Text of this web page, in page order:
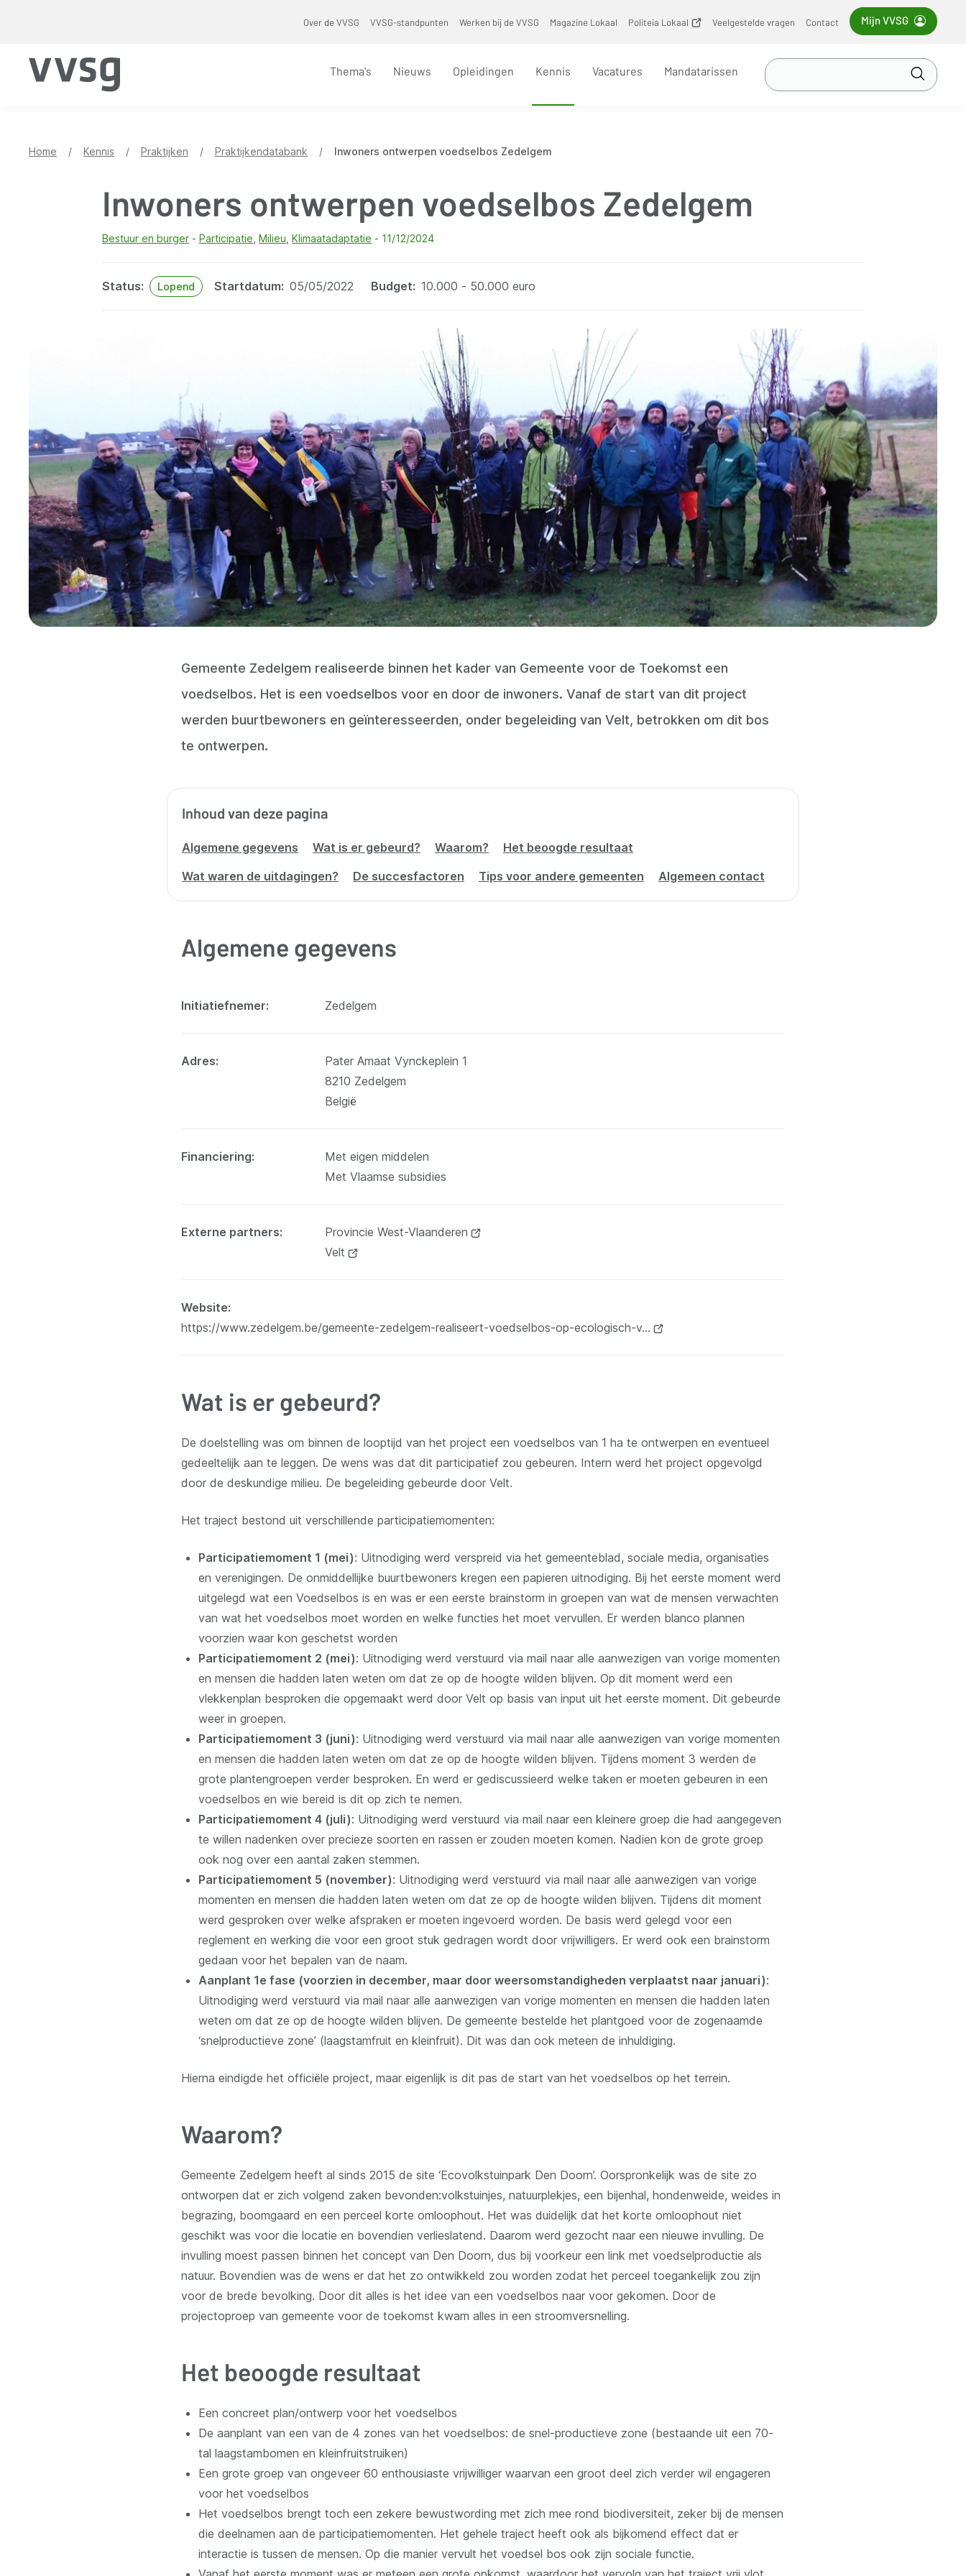
Over de VVSG VVSG-standpunten Werken bij de VVSG Magazine Lokaal Politeia Lokaal
(opent
Veelgestelde vragen Contact Mijn VVSG
Thema's Nieuws Opleidingen Kennis Vacatures Mandatarissen
Zoek
in
Home / Kennis / Praktijken / Praktijkendatabank / Inwoners ontwerpen voedselbos Zedelgem
Inwoners ontwerpen voedselbos Zedelgem
Bestuur en burger Participatie Milieu Klimaatadaptatie 11/12/2024
Status Lopend Startdatum 05/05/2022 Budget 10.000 - 50.000 euro
Gemeente Zedelgem realiseerde binnen het kader van Gemeente voor de Toekomst een
voedselbos. Het is een voedselbos voor en door de inwoners. Vanaf de start van dit project
werden buurtbewoners en geïnteresseerden, onder begeleiding van Velt, betrokken om dit bos
te ontwerpen.
Inhoud van deze pagina
Algemene gegevens Wat is er gebeurd? Waarom?
Het beoogde resultaat
Wat waren de uitdagingen?
De succesfactoren Tips voor andere gemeenten Algemeen contact
Algemene gegevens
Initiatiefnemer Zedelgem
Adres
Pater Amaat Vynckeplein 1
8210 Zedelgem
België
Financiering
Met eigen middelen
Met Vlaamse subsidies
Externe partners Provincie West-Vlaanderen
Velt
Website
https://www.zedelgem.be/gemeente-zedelgem-realiseert-voedselbos-op-ecologisch-v…
Wat is er gebeurd?
De doelstelling was om binnen de looptijd van het project een voedselbos van 1 ha te ontwerpen en eventueel
gedeeltelijk aan te leggen. De wens was dat dit participatief zou gebeuren. Intern werd het project opgevolgd
door de deskundige milieu. De begeleiding gebeurde door Velt.
Het traject bestond uit verschillende participatiemomenten:
Participatiemoment 1 (mei): Uitnodiging werd verspreid via het gemeenteblad, sociale media, organisaties
en verenigingen. De onmiddellijke buurtbewoners kregen een papieren uitnodiging. Bij het eerste moment werd
uitgelegd wat een Voedselbos is en was er een eerste brainstorm in groepen van wat de mensen verwachten
van wat het voedselbos moet worden en welke functies het moet vervullen. Er werden blanco plannen
voorzien waar kon geschetst worden
Participatiemoment 2 (mei): Uitnodiging werd verstuurd via mail naar alle aanwezigen van vorige momenten
en mensen die hadden laten weten om dat ze op de hoogte wilden blijven. Op dit moment werd een
vlekkenplan besproken die opgemaakt werd door Velt op basis van input uit het eerste moment. Dit gebeurde
weer in groepen.
Participatiemoment 3 (juni): Uitnodiging werd verstuurd via mail naar alle aanwezigen van vorige momenten
en mensen die hadden laten weten om dat ze op de hoogte wilden blijven. Tijdens moment 3 werden de
grote plantengroepen verder besproken. En werd er gediscussieerd welke taken er moeten gebeuren in een
voedselbos en wie bereid is dit op zich te nemen.
Participatiemoment 4 (juli): Uitnodiging werd verstuurd via mail naar een kleinere groep die had aangegeven
te willen nadenken over precieze soorten en rassen er zouden moeten komen. Nadien kon de grote groep
ook nog over een aantal zaken stemmen.
Participatiemoment 5 (november): Uitnodiging werd verstuurd via mail naar alle aanwezigen van vorige
momenten en mensen die hadden laten weten om dat ze op de hoogte wilden blijven. Tijdens dit moment
werd gesproken over welke afspraken er moeten ingevoerd worden. De basis werd gelegd voor een
reglement en werking die voor een groot stuk gedragen wordt door vrijwilligers. Er werd ook een brainstorm
gedaan voor het bepalen van de naam.
Aanplant 1e fase (voorzien in december, maar door weersomstandigheden verplaatst naar januari):
Uitnodiging werd verstuurd via mail naar alle aanwezigen van vorige momenten en mensen die hadden laten
weten om dat ze op de hoogte wilden blijven. De gemeente bestelde het plantgoed voor de zogenaamde
‘snelproductieve zone’ (laagstamfruit en kleinfruit). Dit was dan ook meteen de inhuldiging.
Hierna eindigde het officiële project, maar eigenlijk is dit pas de start van het voedselbos op het terrein.
Waarom?
Gemeente Zedelgem heeft al sinds 2015 de site ‘Ecovolkstuinpark Den Doorn’. Oorspronkelijk was de site zo
ontworpen dat er zich volgend zaken bevonden:volkstuinjes, natuurplekjes, een bijenhal, hondenweide, weides in
begrazing, boomgaard en een perceel korte omloophout. Het was duidelijk dat het korte omloophout niet
geschikt was voor die locatie en bovendien verlieslatend. Daarom werd gezocht naar een nieuwe invulling. De
invulling moest passen binnen het concept van Den Doorn, dus bij voorkeur een link met voedselproductie als
natuur. Bovendien was de wens er dat het zo ontwikkeld zou worden zodat het perceel toegankelijk zou zijn
voor de brede bevolking. Door dit alles is het idee van een voedselbos naar voor gekomen. Door de
projectoproep van gemeente voor de toekomst kwam alles in een stroomversnelling.
Het beoogde resultaat
Een concreet plan/ontwerp voor het voedselbos
De aanplant van een van de 4 zones van het voedselbos: de snel-productieve zone (bestaande uit een 70-
tal laagstambomen en kleinfruitstruiken)
Een grote groep van ongeveer 60 enthousiaste vrijwilliger waarvan een groot deel zich verder wil engageren
voor het voedselbos
Het voedselbos brengt toch een zekere bewustwording met zich mee rond biodiversiteit, zeker bij de mensen
die deelnamen aan de participatiemomenten. Het gehele traject heeft ook als bijkomend effect dat er
interactie is tussen de mensen. Op die manier vervult het voedsel bos ook zijn sociale functie.